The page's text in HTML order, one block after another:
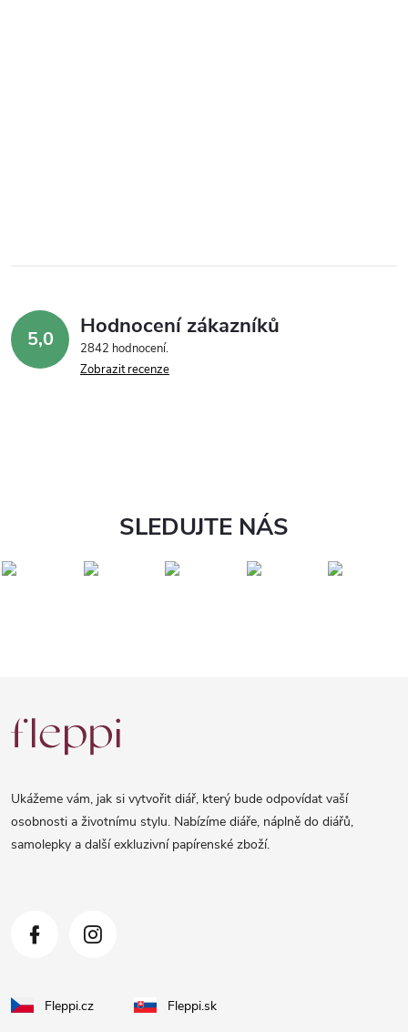
5,0 Hodnocení zákazníků
2842 hodnocení
Zobrazit recenze
SLEDUJTE NÁS
á
Ukážeme vám, jak si vytvořit diář, který bude odpovídat vaší
osobnosti a životnímu stylu. Nabízíme diáře, náplně do diářů,
samolepky a další exkluzivní papírenské zboží.
Fleppi.cz Fleppi.sk